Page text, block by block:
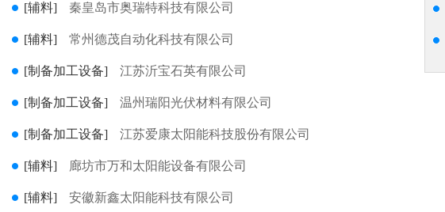
[辅料] 秦皇岛市奥瑞特科技有限公司
[辅料] 常州德茂自动化科技有限公司
[制备加工设备] 江苏沂宝石英有限公司
[制备加工设备] 温州瑞阳光伏材料有限公司
[制备加工设备] 江苏爱康太阳能科技股份有限公司
[辅料] 廊坊市万和太阳能设备有限公司
[辅料] 安徽新鑫太阳能科技有限公司